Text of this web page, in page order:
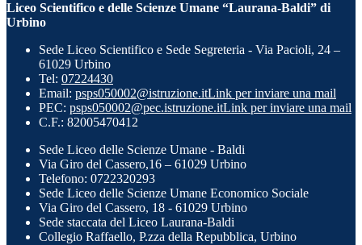
Liceo Scientifico e delle Scienze Umane “Laurana-Baldi” di
Urbino
Sede Liceo Scientifico e Sede Segreteria - Via Pacioli, 24 –
61029 Urbino
Tel: 07224430
Email: psps050002@istruzione.itLink per inviare una mail
PEC: psps050002@pec.istruzione.itLink per inviare una mail
C.F.: 82005470412
Sede Liceo delle Scienze Umane - Baldi
Via Giro del Cassero,16 – 61029 Urbino
Telefono: 0722320293
Sede Liceo delle Scienze Umane Economico Sociale
Via Giro del Cassero, 18 - 61029 Urbino
Sede staccata del Liceo Laurana-Baldi
Collegio Raffaello, P.zza della Repubblica, Urbino